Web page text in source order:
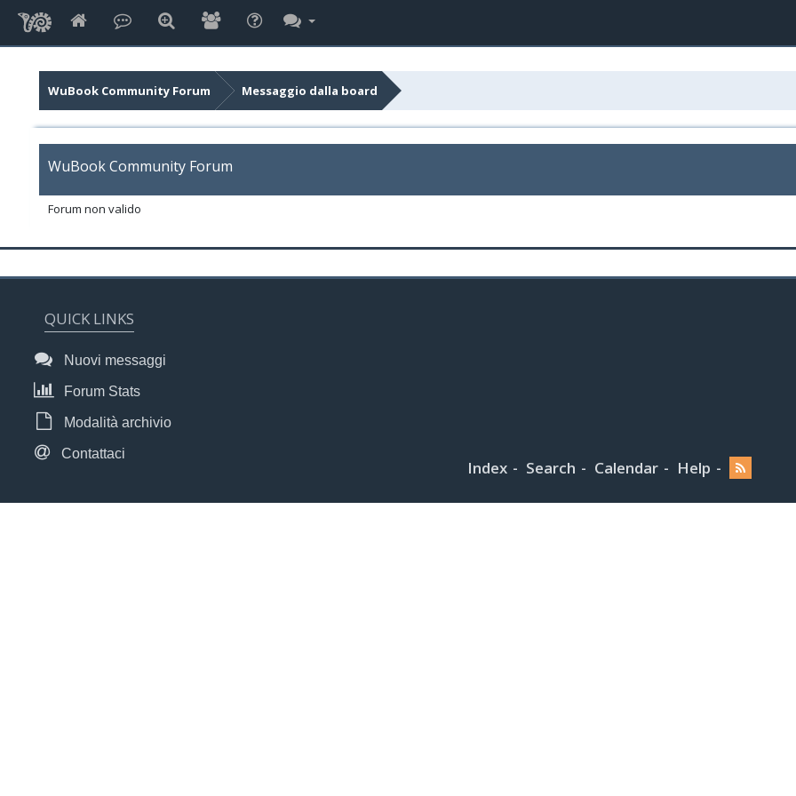
WuBook Community Forum Messaggio dalla board
WuBook Community Forum
Forum non valido
QUICK LINKS
Nuovi messaggi
Forum Stats
Modalità archivio
Contattaci
Index Search Calendar Help